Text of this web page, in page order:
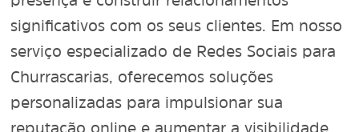
significativos com os seus clientes. Em nosso
serviço especializado de Redes Sociais para
Churrascarias, oferecemos soluções
personalizadas para impulsionar sua
reputação online e aumentar a visibilidade